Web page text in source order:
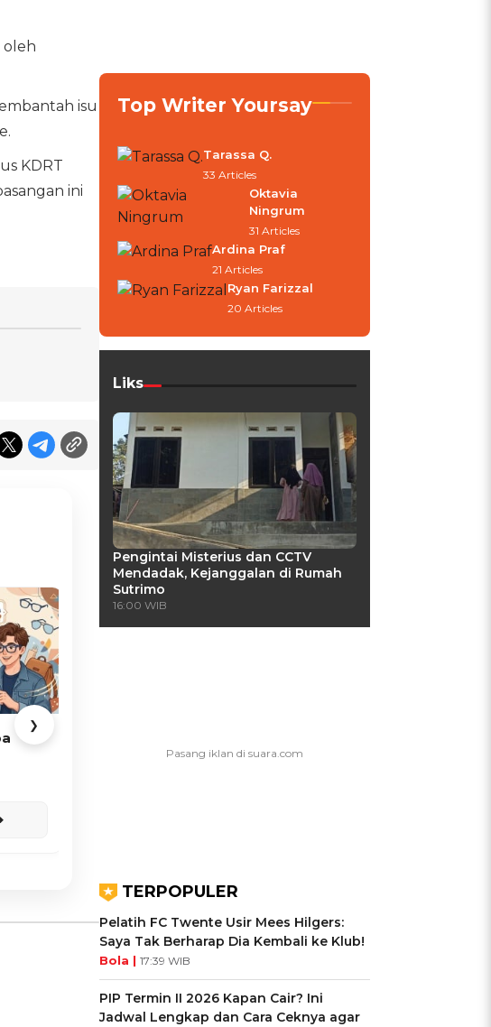
oleh
isu
KDRT
ini
Cocok dengan
Kamu dengan Si Zodiak
❯
Top Writer Yoursay
Tarassa Q.
33 Articles
Oktavia
Ningrum
31 Articles
Ardina Praf
21 Articles
Ryan Farizzal
20 Articles
Liks
Pengintai Misterius dan CCTV
Mendadak, Kejanggalan di Rumah
Sutrimo
16:00 WIB
TERPOPULER
Pelatih FC Twente Usir Mees Hilgers:
Saya Tak Berharap Dia Kembali ke Klub!
Bola | 17:39 WIB
PIP Termin II 2026 Kapan Cair? Ini
Jadwal Lengkap dan Cara Ceknya agar